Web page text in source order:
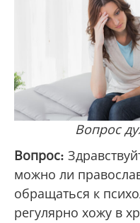
Вопрос
Вопрос:
можно ли
обращаться к
регулярно хожу в